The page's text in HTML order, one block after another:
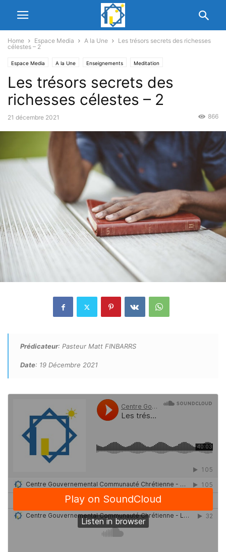
Home Espace Media A la Une
Les trésors secrets des richesses
célestes – 2
Espace Media A la Une Enseignements Meditation
Les trésors secrets des
richesses célestes – 2
21 décembre 2021 866
Prédicateur: Pasteur Matt FINBARRS
Date: 19 Décembre 2021